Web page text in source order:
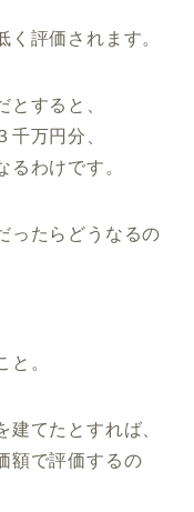
く評価されます。
すると、
万円分、
わけです。
ったらどうなるの
と。
建てたとすれば、
額で評価するの